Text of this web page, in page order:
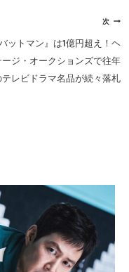
次
バットマン』は1億円超え！ヘ
ージ・オークションズで往年
テレビドラマ名品が続々落札